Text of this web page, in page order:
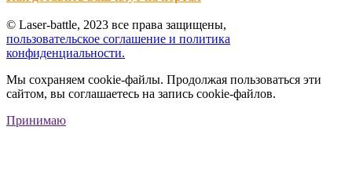
© Laser-battle, 2023 все права защищены,
пользовательское соглашение и политика
конфиденциальности.
Мы сохраняем cookie-файлы. Продолжая пользоваться эти
сайтом, вы соглашаетесь на запись cookie-файлов.
Принимаю